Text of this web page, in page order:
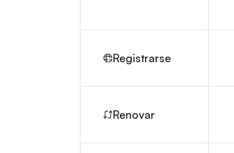
Registrarse
Renovar